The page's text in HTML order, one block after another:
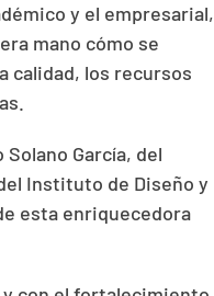
y el empresarial,
mano cómo se
calidad, los recursos
García, del
Instituto de Diseño y
esta enriquecedora